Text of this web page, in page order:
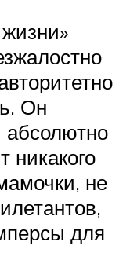
Он
абсолютно
никакого
не
для